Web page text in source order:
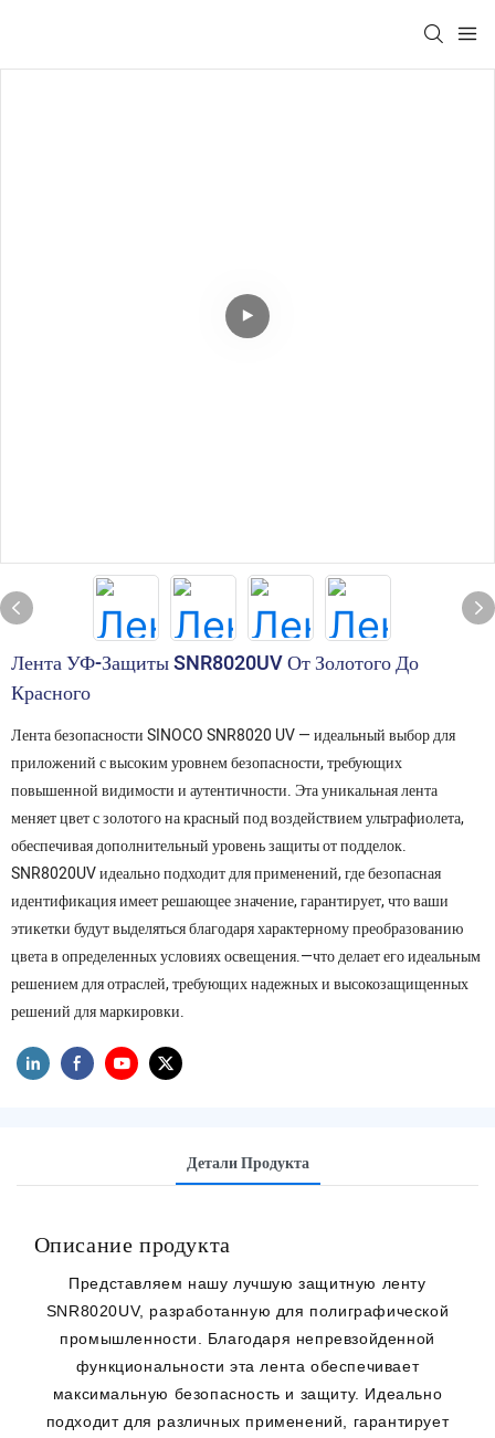
Лента УФ-Защиты SNR8020UV От Золотого До
Красного
Лента безопасности SINOCO SNR8020 UV — идеальный выбор для
приложений с высоким уровнем безопасности, требующих
повышенной видимости и аутентичности. Эта уникальная лента
меняет цвет с золотого на красный под воздействием ультрафиолета,
обеспечивая дополнительный уровень защиты от подделок.
SNR8020UV идеально подходит для применений, где безопасная
идентификация имеет решающее значение, гарантирует, что ваши
этикетки будут выделяться благодаря характерному преобразованию
цвета в определенных условиях освещения.—что делает его идеальным
решением для отраслей, требующих надежных и высокозащищенных
решений для маркировки.
Детали Продукта
Описание продукта
Представляем нашу лучшую защитную ленту
SNR8020UV, разработанную для полиграфической
промышленности. Благодаря непревзойденной
функциональности эта лента обеспечивает
максимальную безопасность и защиту. Идеально
подходит для различных применений, гарантирует